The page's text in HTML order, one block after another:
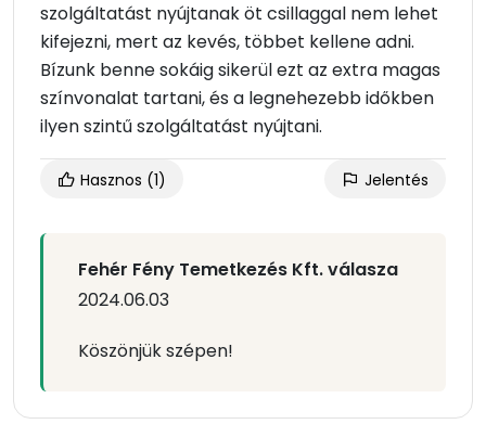
szolgáltatást nyújtanak öt csillaggal nem lehet
kifejezni, mert az kevés, többet kellene adni.
Bízunk benne sokáig sikerül ezt az extra magas
színvonalat tartani, és a legnehezebb időkben
ilyen szintű szolgáltatást nyújtani.
Hasznos (1) Jelentés
Fehér Fény Temetkezés Kft. válasza
2024.06.03
Köszönjük szépen!